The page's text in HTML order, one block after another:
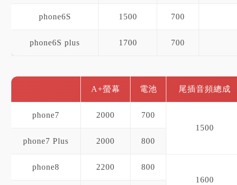
phone6S 1500 700
phone6S plus 1700 700
A+螢幕 電池 尾插音頻總成
phone7 2000
700
1500
phone7 Plus 2000 800
phone8 2200
800
1600